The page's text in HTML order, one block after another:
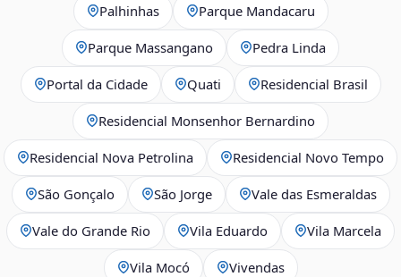
Palhinhas Parque Mandacaru
Parque Massangano Pedra Linda
Portal da Cidade Quati Residencial Brasil
Residencial Monsenhor Bernardino
Residencial Nova Petrolina Residencial Novo Tempo
São Gonçalo São Jorge Vale das Esmeraldas
Vale do Grande Rio Vila Eduardo Vila Marcela
Vila Mocó Vivendas